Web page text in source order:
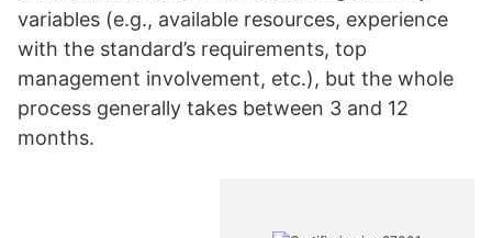
variables (e.g., available resources, experience
with the standard’s requirements, top
management involvement, etc.), but the whole
process generally takes between 3 and 12
months.